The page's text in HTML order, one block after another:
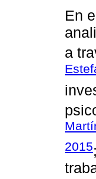
En
a
2015;